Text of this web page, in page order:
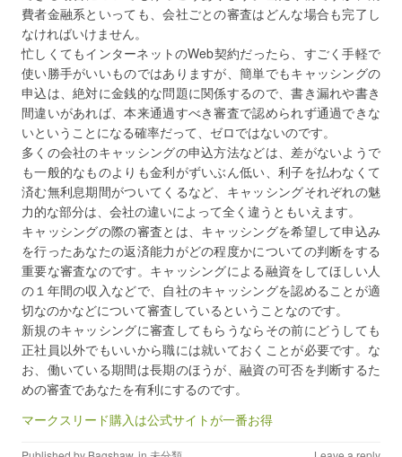
費者金融系といっても、会社ごとの審査はどんな場合も完了し
なければいけません。
忙しくてもインターネットのWeb契約だったら、すごく手軽で
使い勝手がいいものではありますが、簡単でもキャッシングの
申込は、絶対に金銭的な問題に関係するので、書き漏れや書き
間違いがあれば、本来通過すべき審査で認められず通過できな
いということになる確率だって、ゼロではないのです。
多くの会社のキャッシングの申込方法などは、差がないようで
も一般的なものよりも金利がずいぶん低い、利子を払わなくて
済む無利息期間がついてくるなど、キャッシングそれぞれの魅
力的な部分は、会社の違いによって全く違うともいえます。
キャッシングの際の審査とは、キャッシングを希望して申込み
を行ったあなたの返済能力がどの程度かについての判断をする
重要な審査なのです。キャッシングによる融資をしてほしい人
の１年間の収入などで、自社のキャッシングを認めることが適
切なのかなどについて審査しているということなのです。
新規のキャッシングに審査してもらうならその前にどうしても
正社員以外でもいいから職には就いておくことが必要です。な
お、働いている期間は長期のほうが、融資の可否を判断するた
めの審査であなたを有利にするのです。
マークスリード購入は公式サイトが一番お得